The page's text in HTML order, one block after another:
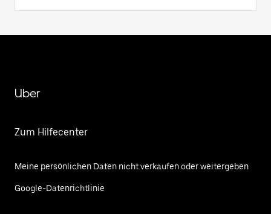
Uber
Zum Hilfecenter
Meine persönlichen Daten nicht verkaufen oder weitergeben
Google-Datenrichtlinie